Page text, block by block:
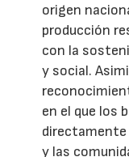
origen
producción
con la
y social.
en el que los
y las